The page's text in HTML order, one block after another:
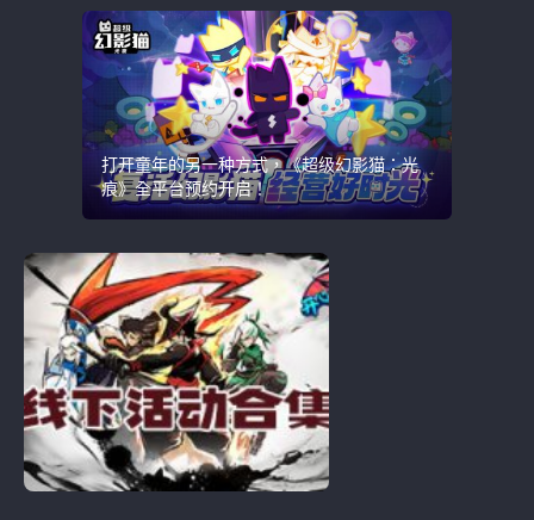
打开童年的另一种方式，《超级幻影猫：光
痕》全平台预约开启！